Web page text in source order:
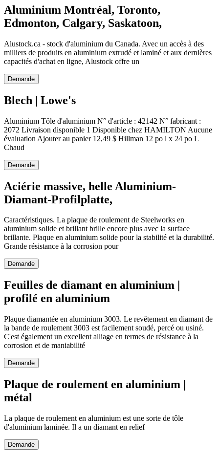
Aluminium Montréal, Toronto,
Edmonton, Calgary, Saskatoon,
Alustock.ca - stock d'aluminium du Canada. Avec un accès à des
milliers de produits en aluminium extrudé et laminé et aux dernières
capacités d'achat en ligne, Alustock offre un
Demande
Blech | Lowe's
Aluminium Tôle d'aluminium N° d'article : 42142 N° fabricant :
2072 Livraison disponible 1 Disponible chez HAMILTON Aucune
évaluation Ajouter au panier 12,49 $ Hillman 12 po l x 24 po L
Chaud
Demande
Aciérie massive, helle Aluminium-
Diamant-Profilplatte,
Caractéristiques. La plaque de roulement de Steelworks en
aluminium solide et brillant brille encore plus avec la surface
brillante. Plaque en aluminium solide pour la stabilité et la durabilité.
Grande résistance à la corrosion pour
Demande
Feuilles de diamant en aluminium |
profilé en aluminium
Plaque diamantée en aluminium 3003. Le revêtement en diamant de
la bande de roulement 3003 est facilement soudé, percé ou usiné.
C'est également un excellent alliage en termes de résistance à la
corrosion et de maniabilité
Demande
Plaque de roulement en aluminium |
métal
La plaque de roulement en aluminium est une sorte de tôle
d'aluminium laminée. Il a un diamant en relief
Demande